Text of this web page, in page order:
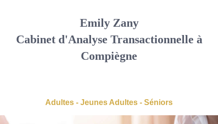
Emily Zany
Cabinet d'Analyse Transactionnelle à
Compiègne
Adultes - Jeunes Adultes - Séniors